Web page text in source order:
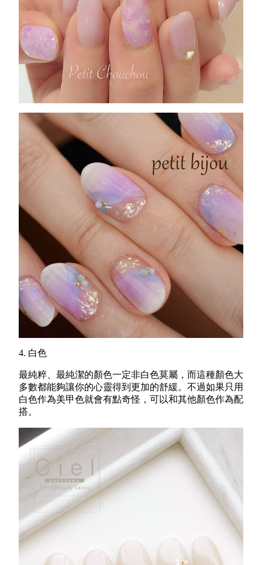
4. 白色
最純粹、最純潔的顏色一定非白色莫屬，而這種顏色大
多數都能夠讓你的心靈得到更加的舒緩。不過如果只用
白色作為美甲色就會有點奇怪，可以和其他顏色作為配
搭。